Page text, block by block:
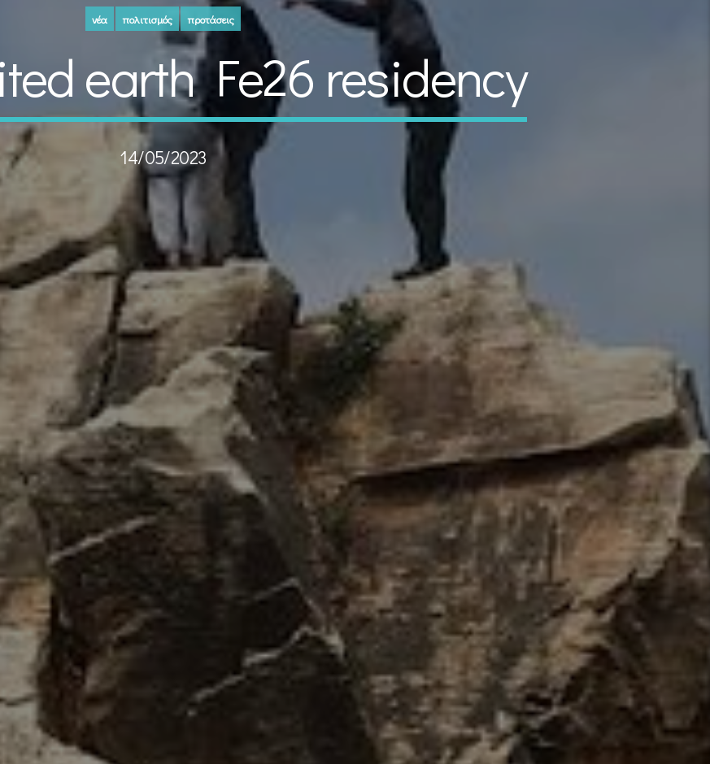
νέα πολιτισμός προτάσεις
earth Fe26 residency
14/05/2023